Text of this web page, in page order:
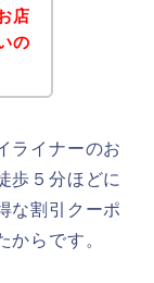
店
の
ライナーのお
歩５分ほどに
な割引クーポ
からです。